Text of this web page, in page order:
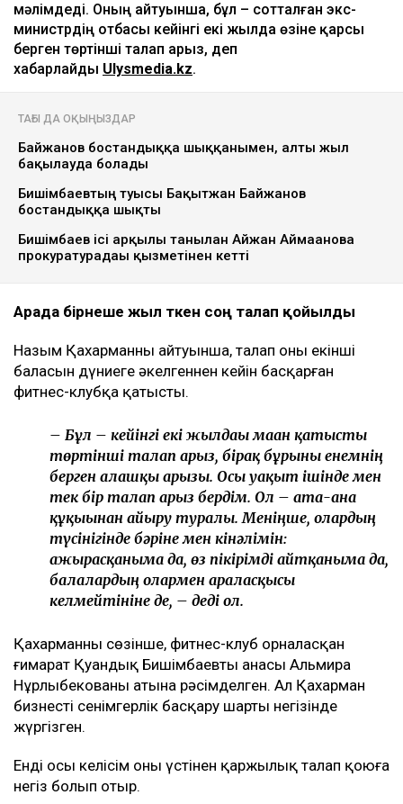
мәлімдеді. Оның айтуынша, бұл – сотталған экс-
министрдің отбасы кейінгі екі жылда өзіне қарсы
берген төртінші талап арыз, деп
хабарлайды Ulysmedia.kz.
ТАҒЫ ДА ОҚЫҢЫЗДАР
Байжанов бостандыққа шыққанымен, алты жыл
бақылауда болады
Бишімбаевтың туысы Бақытжан Байжанов
бостандыққа шықты
Бишімбаев ісі арқылы танылған Айжан Аймағанова
прокуратурадағы қызметінен кетті
Арада бірнеше жыл өткен соң талап қойылды
Назым Қахарманның айтуынша, талап оның екінші
баласын дүниеге әкелгеннен кейін басқарған
фитнес-клубқа қатысты.
– Бұл – кейінгі екі жылдағы маған қатысты
төртінші талап арыз, бірақ бұрынғы енемнің
берген алғашқы арызы. Осы уақыт ішінде мен
тек бір талап арыз бердім. Ол – ата-ана
құқығынан айыру туралы. Меніңше, олардың
түсінігінде бәріне мен кінәлімін:
ажырасқаныма да, өз пікірімді айтқаныма да,
балалардың олармен араласқысы
келмейтініне де, – деді ол.
Қахарманның сөзінше, фитнес-клуб орналасқан
ғимарат Қуандық Бишімбаевтың анасы Альмира
Нұрлыбекованың атына рәсімделген. Ал Қахарман
бизнесті сенімгерлік басқару шарты негізінде
жүргізген.
Енді осы келісім оның үстінен қаржылық талап қоюға
негіз болып отыр.